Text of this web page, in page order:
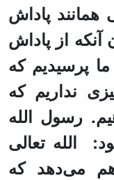
همانند پاداش
آنکه از پاداش
ما پرسیدیم که
نداریم که
رسول الله
الله تعالی
می‌دهد که